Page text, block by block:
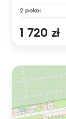
2 pokoi
1 720 zł